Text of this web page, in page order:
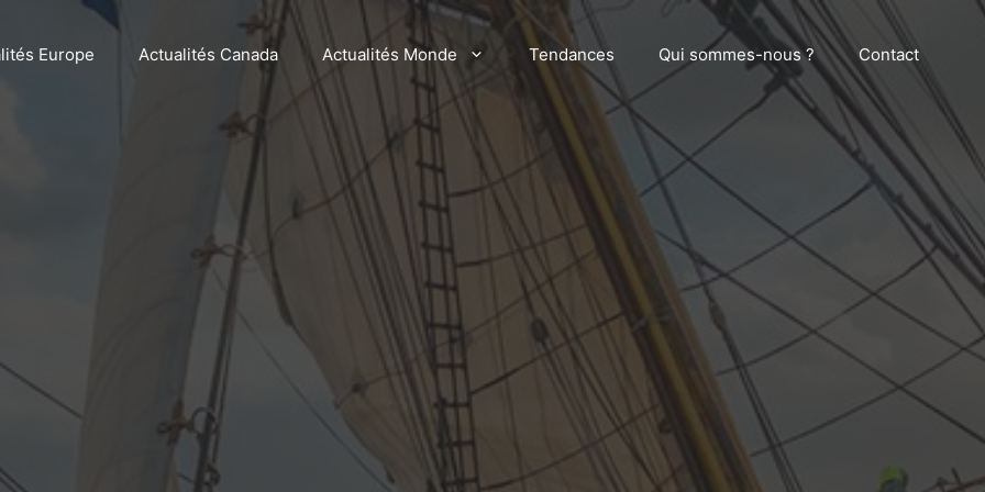
Europe Actualités Canada Actualités Monde Tendances Qui sommes-nous ? Contact